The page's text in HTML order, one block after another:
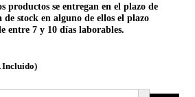
productos se entregan en el plazo de
de stock en alguno de ellos el plazo
entre 7 y 10 días laborables.
Incluido)